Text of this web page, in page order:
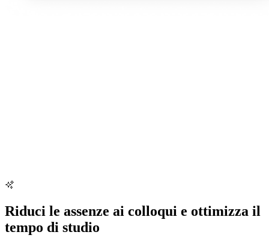
Riduci le assenze ai colloqui e ottimizza il
tempo di studio